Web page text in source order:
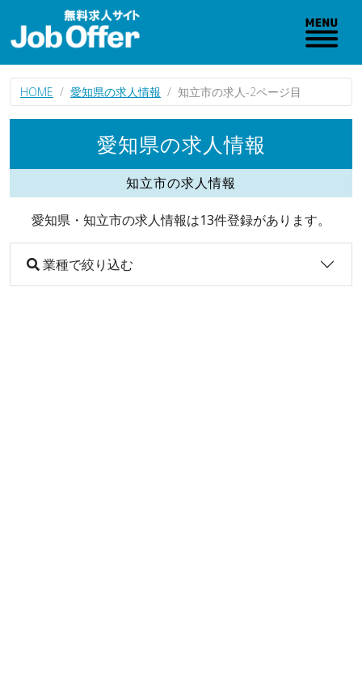
HOME 愛知県の求人情報 知立市の求人-2ページ目
愛知県の求人情報
知立市の求人情報
愛知県・知立市の求人情報は13件登録があります。
業種で絞り込む